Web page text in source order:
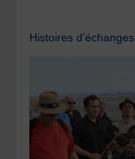
Histoires d’échanges